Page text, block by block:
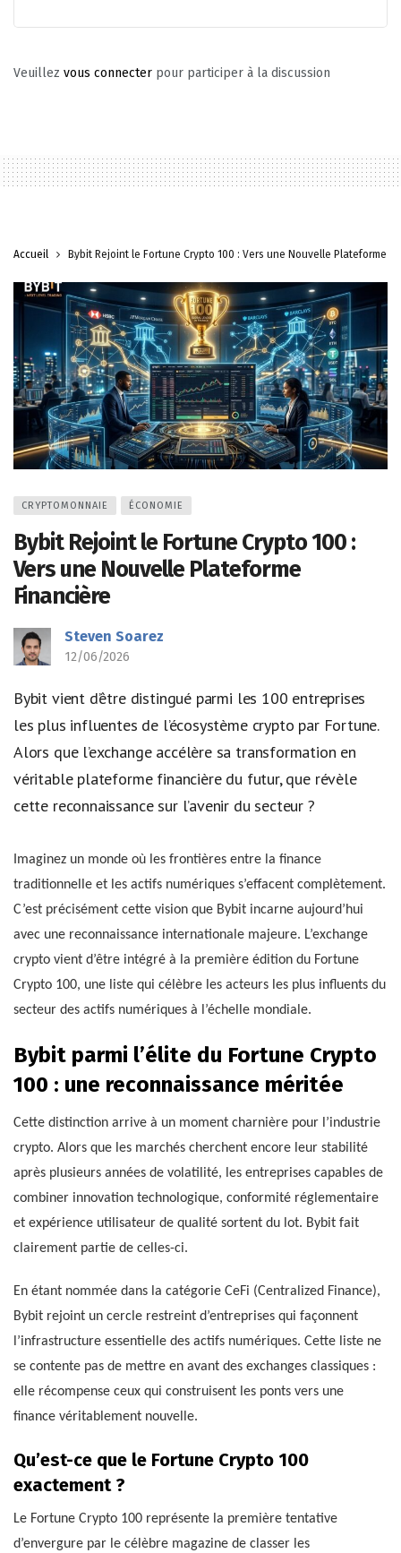
Veuillez vous connecter pour participer à la discussion
Accueil Bybit Rejoint le Fortune Crypto 100 : Vers une Nouvelle Plateforme
CRYPTOMONNAIE ÉCONOMIE
Bybit Rejoint le Fortune Crypto 100 :
Vers une Nouvelle Plateforme
Financière
Steven Soarez
12/06/2026
Bybit vient d’être distingué parmi les 100 entreprises
les plus influentes de l’écosystème crypto par Fortune.
Alors que l’exchange accélère sa transformation en
véritable plateforme financière du futur, que révèle
cette reconnaissance sur l’avenir du secteur ?
Imaginez un monde où les frontières entre la finance
traditionnelle et les actifs numériques s’effacent complètement.
C’est précisément cette vision que Bybit incarne aujourd’hui
avec une reconnaissance internationale majeure. L’exchange
crypto vient d’être intégré à la première édition du Fortune
Crypto 100, une liste qui célèbre les acteurs les plus influents du
secteur des actifs numériques à l’échelle mondiale.
Bybit parmi l’élite du Fortune Crypto
100 : une reconnaissance méritée
Cette distinction arrive à un moment charnière pour l’industrie
crypto. Alors que les marchés cherchent encore leur stabilité
après plusieurs années de volatilité, les entreprises capables de
combiner innovation technologique, conformité réglementaire
et expérience utilisateur de qualité sortent du lot. Bybit fait
clairement partie de celles-ci.
En étant nommée dans la catégorie CeFi (Centralized Finance),
Bybit rejoint un cercle restreint d’entreprises qui façonnent
l’infrastructure essentielle des actifs numériques. Cette liste ne
se contente pas de mettre en avant des exchanges classiques :
elle récompense ceux qui construisent les ponts vers une
finance véritablement nouvelle.
Qu’est-ce que le Fortune Crypto 100
exactement ?
Le Fortune Crypto 100 représente la première tentative
d’envergure par le célèbre magazine de classer les